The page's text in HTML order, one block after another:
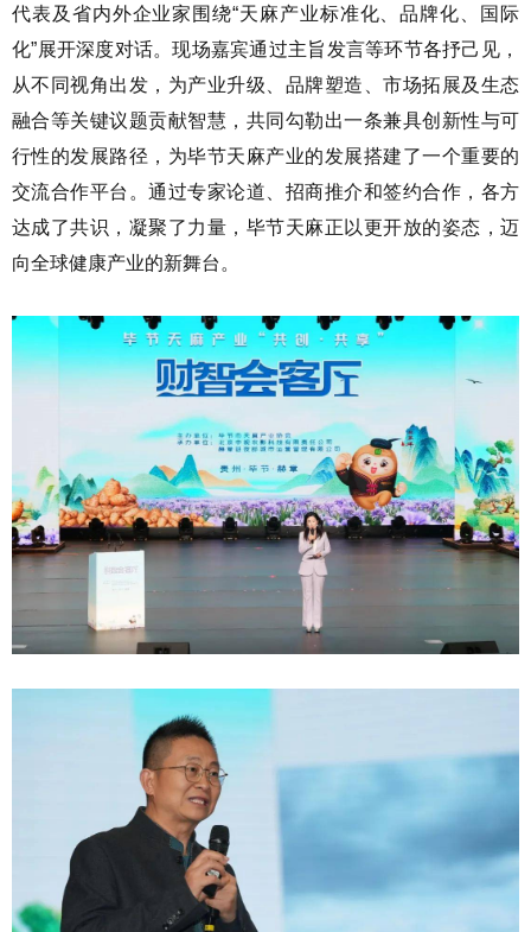
代表及省内外企业家围绕“天麻产业标准化、品牌化、国际
化”展开深度对话。现场嘉宾通过主旨发言等环节各抒己见，
从不同视角出发，为产业升级、品牌塑造、市场拓展及生态
融合等关键议题贡献智慧，共同勾勒出一条兼具创新性与可
行性的发展路径，为毕节天麻产业的发展搭建了一个重要的
交流合作平台。通过专家论道、招商推介和签约合作，各方
达成了共识，凝聚了力量，毕节天麻正以更开放的姿态，迈
向全球健康产业的新舞台。